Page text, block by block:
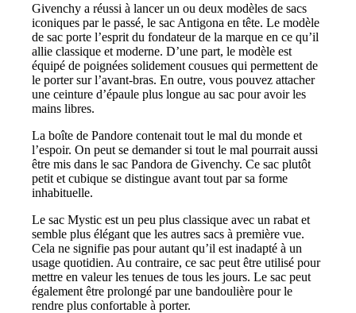
Givenchy a réussi à lancer un ou deux modèles de sacs
iconiques par le passé, le sac Antigona en tête. Le modèle
de sac porte l’esprit du fondateur de la marque en ce qu’il
allie classique et moderne. D’une part, le modèle est
équipé de poignées solidement cousues qui permettent de
le porter sur l’avant-bras. En outre, vous pouvez attacher
une ceinture d’épaule plus longue au sac pour avoir les
mains libres.
La boîte de Pandore contenait tout le mal du monde et
l’espoir. On peut se demander si tout le mal pourrait aussi
être mis dans le sac Pandora de Givenchy. Ce sac plutôt
petit et cubique se distingue avant tout par sa forme
inhabituelle.
Le sac Mystic est un peu plus classique avec un rabat et
semble plus élégant que les autres sacs à première vue.
Cela ne signifie pas pour autant qu’il est inadapté à un
usage quotidien. Au contraire, ce sac peut être utilisé pour
mettre en valeur les tenues de tous les jours. Le sac peut
également être prolongé par une bandoulière pour le
rendre plus confortable à porter.